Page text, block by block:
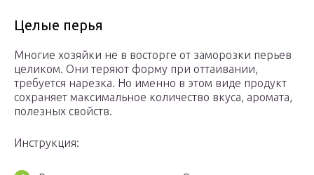
Целые перья
Многие хозяйки не в восторге от заморозки перьев
целиком. Они теряют форму при оттаивании,
требуется нарезка. Но именно в этом виде продукт
сохраняет максимальное количество вкуса, аромата,
полезных свойств.
Инструкция: